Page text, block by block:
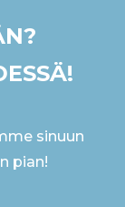
sinuun
pian!